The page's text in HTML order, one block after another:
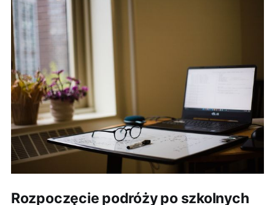
Rozpoczęcie podróży po szkolnych